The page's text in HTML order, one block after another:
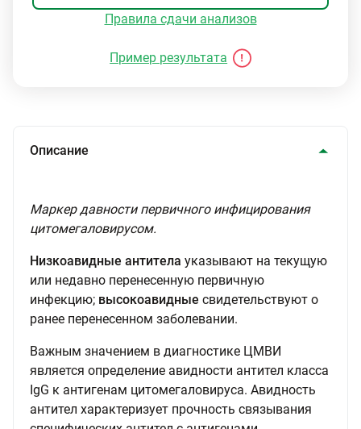
Правила сдачи анализов
Пример результата
Описание
Маркер давности первичного инфицирования
цитомегаловирусом.
Низкоавидные антитела указывают на текущую
или недавно перенесенную первичную
инфекцию; высокоавидные свидетельствуют о
ранее перенесенном заболевании.
Важным значением в диагностике ЦМВИ
является определение авидности антител класса
IgG к антигенам цитомегаловируса. Авидность
антител характеризует прочность связывания